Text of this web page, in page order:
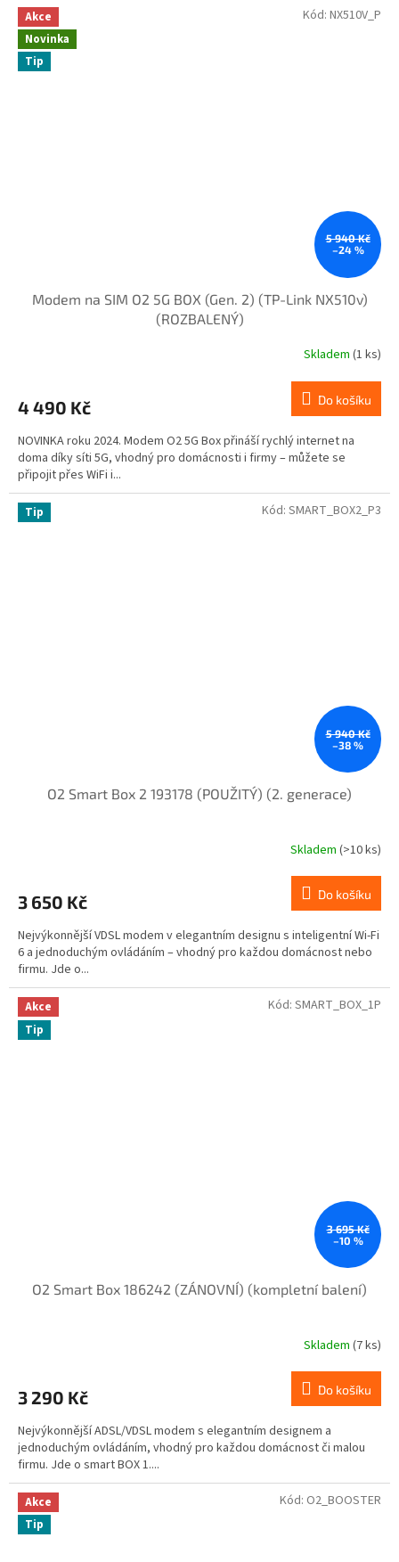
Akce
Novinka
Tip
5 940 Kč
–24 %
Modem na SIM O2 5G BOX (Gen. 2) (TP-Link NX510v)
(ROZBALENÝ)
Skladem (1 ks)
4 490 Kč Do košíku
NOVINKA roku 2024. Modem O2 5G Box přináší rychlý internet na
doma díky síti 5G, vhodný pro domácnosti i firmy – můžete se
připojit přes WiFi i...
Kód: NX510V_P
Tip
5 940 Kč
–38 %
O2 Smart Box 2 193178 (POUŽITÝ) (2. generace)
Skladem (>10 ks)
3 650 Kč Do košíku
Nejvýkonnější VDSL modem v elegantním designu s inteligentní Wi-Fi
6 a jednoduchým ovládáním – vhodný pro každou domácnost nebo
firmu. Jde o...
Kód: SMART_BOX2_P3
Akce
Tip
3 695 Kč
–10 %
O2 Smart Box 186242 (ZÁNOVNÍ) (kompletní balení)
je
z
5
hvězdiček.
Skladem(7 ks)
3 290 Kč Do košíku
Nejvýkonnější ADSL/VDSL modem s elegantním designem a
jednoduchým ovládáním, vhodný pro každou domácnost či malou
firmu. Jde o smart BOX 1....
Kód: SMART_BOX_1P
Akce
Tip
Kód: O2_BOOSTER